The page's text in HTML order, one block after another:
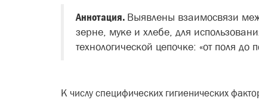
Аннотация. Выявлены взаимосвязи
зерне, муке и хлебе, для
технологической цепочке: «от поля до
К числу специфических гигиенических